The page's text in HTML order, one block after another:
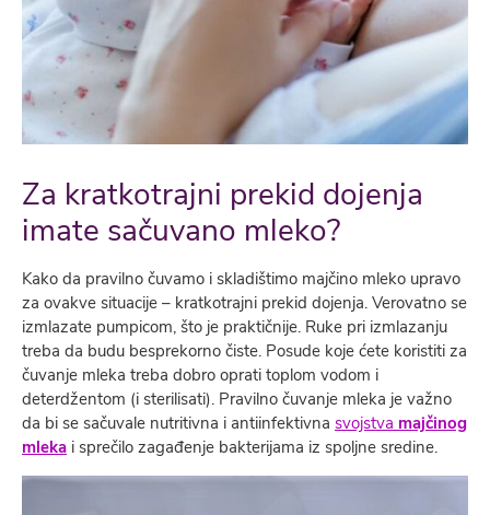
Za kratkotrajni prekid dojenja
imate sačuvano mleko?
Kako da pravilno čuvamo i skladištimo majčino mleko upravo
za ovakve situacije – kratkotrajni prekid dojenja. Verovatno se
izmlazate pumpicom, što je praktičnije. Ruke pri izmlazanju
treba da budu besprekorno čiste. Posude koje ćete koristiti za
čuvanje mleka treba dobro oprati toplom vodom i
deterdžentom (i sterilisati). Pravilno čuvanje mleka je važno
da bi se sačuvale nutritivna i antiinfektivna svojstva majčinog
mleka i sprečilo zagađenje bakterijama iz spoljne sredine.